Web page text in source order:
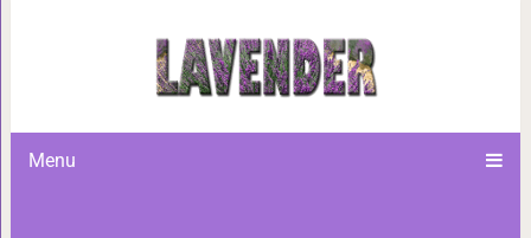
Menu
16 примеров заботливого
растаяло бы